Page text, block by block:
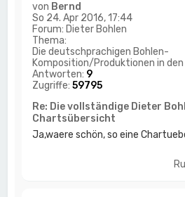
von Bernd
So 24. Apr 2016, 17:44
Forum: Dieter Bohlen
Thema:
Die deutschprachigen Bohlen-
Komposition/Produktionen in
Antworten: 9
Zugriffe:59795
Re: Die vollständige Dieter
Chartsübersicht
Ja,waere schön, so eine